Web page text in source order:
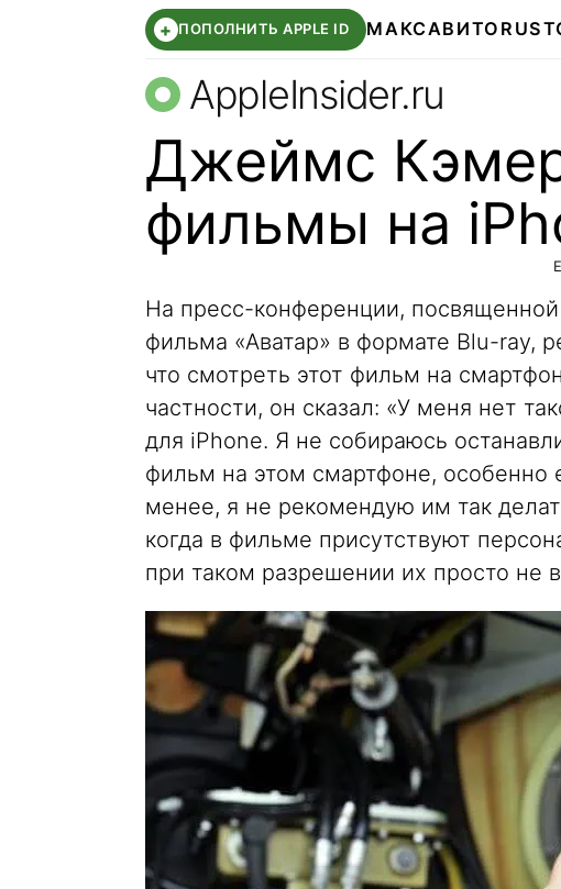
+ ПОПОЛНИТЬ APPLE ID МАКСАВИТО
AppleInsider.ru
Джеймс
фильмы на
На пресс-конференции,
фильма «Аватар» в формате Blu-ray,
что смотреть этот фильм на
частности, он сказал: «У меня нет
для iPhone. Я не собираюсь
фильм на этом смартфоне, особенно
менее, я не рекомендую им так
когда в фильме присутствуют
при таком разрешении их просто не